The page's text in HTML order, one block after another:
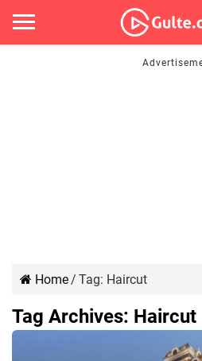
Home/ Tag: Haircut
Tag Archives: Haircut